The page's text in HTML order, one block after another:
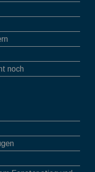
noch